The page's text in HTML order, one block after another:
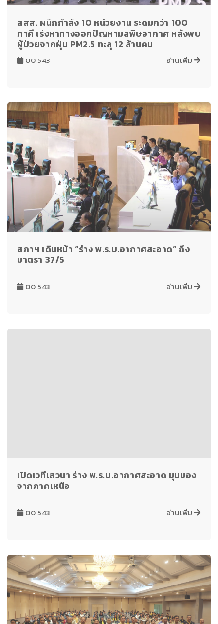
สสส. ผนึกกำลัง 10 หน่วยงาน ระดมกว่า 100
ภาคี เร่งหาทางออกปัญหามลพิษอากาศ หลังพบ
ผู้ป่วยจากฝุ่น PM2.5 ทะลุ 12 ล้านคน
00 543 อ่านเพิ่ม
สภาฯ เดินหน้า “ร่าง พ.ร.บ.อากาศสะอาด” ถึง
มาตรา 37/5
00 543 อ่านเพิ่ม
เปิดเวทีเสวนา ร่าง พ.ร.บ.อากาศสะอาด มุมมอง
จากภาคเหนือ
00 543 อ่านเพิ่ม